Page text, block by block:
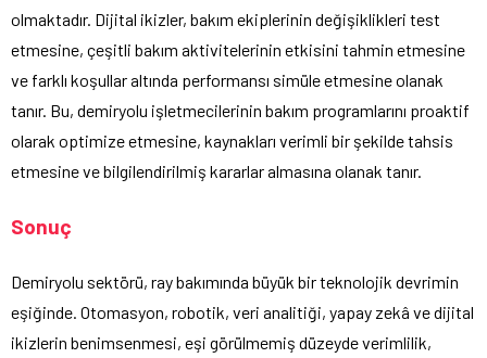
olmaktadır. Dijital ikizler, bakım ekiplerinin değişiklikleri test
etmesine, çeşitli bakım aktivitelerinin etkisini tahmin etmesine
ve farklı koşullar altında performansı simüle etmesine olanak
tanır. Bu, demiryolu işletmecilerinin bakım programlarını proaktif
olarak optimize etmesine, kaynakları verimli bir şekilde tahsis
etmesine ve bilgilendirilmiş kararlar almasına olanak tanır.
Sonuç
Demiryolu sektörü, ray bakımında büyük bir teknolojik devrimin
eşiğinde. Otomasyon, robotik, veri analitiği, yapay zekâ ve dijital
ikizlerin benimsenmesi, eşi görülmemiş düzeyde verimlilik,